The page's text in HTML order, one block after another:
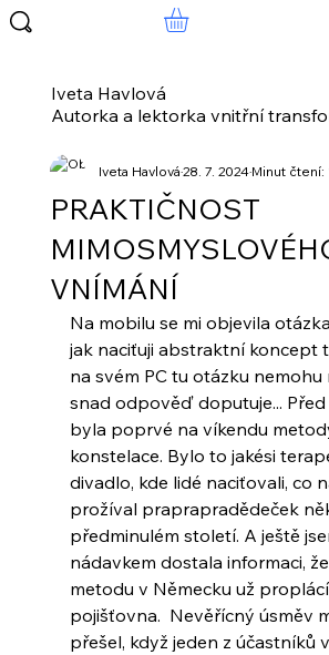
Iveta Havlová
Autorka a lektorka vnitřní
PRAKTIČNOST
VNÍMÁNÍ
Iveta Havlová28. 7. 2024Minut čtení:
Na mobilu se mi objevila
jak naciťuji abstraktní koncept
na svém PC tu otázku nemohu
snad odpověď doputuje... Před
byla poprvé na víkendu
konstelace. Bylo to jakési
divadlo, kde lidé naciťovali, co
prožíval praprapradědeček
předminulém století. A ještě
nádavkem dostala informaci,
metodu v Německu už
pojišťovna.  Nevěřícný úsměv
přešel, když jeden z účastníků